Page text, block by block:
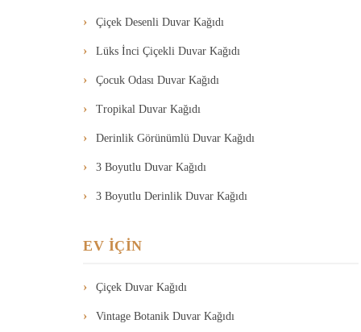
Çiçek Desenli Duvar Kağıdı
Lüks İnci Çiçekli Duvar Kağıdı
Çocuk Odası Duvar Kağıdı
Tropikal Duvar Kağıdı
Derinlik Görünümlü Duvar Kağıdı
3 Boyutlu Duvar Kağıdı
3 Boyutlu Derinlik Duvar Kağıdı
EV İÇİN
Çiçek Duvar Kağıdı
Vintage Botanik Duvar Kağıdı